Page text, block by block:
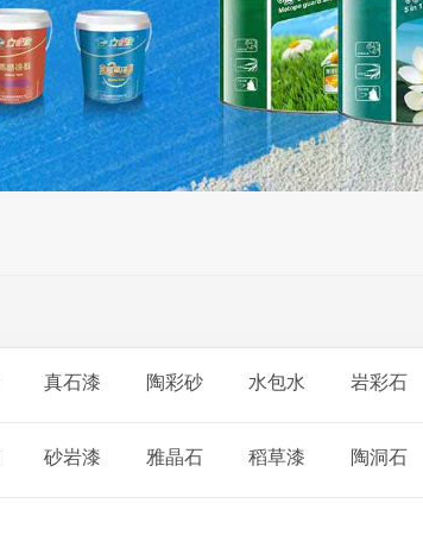
真石漆 陶彩砂 水包水 岩彩石
砂岩漆 雅晶石 稻草漆 陶洞石